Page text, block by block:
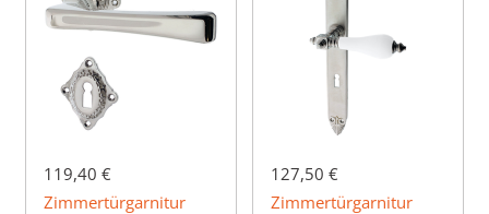
119,40 €
Zimmertürgarnitur
127,50 €
Zimmertürgarnitur